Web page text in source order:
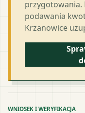
przygotowania.
podawania
Krzanowice
WNIOSEK I WERYFIKACJA